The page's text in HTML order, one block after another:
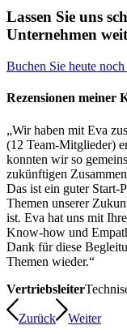
Lassen Sie uns
Unternehmen
Buchen Sie heute
Rezensionen meiner
„Wir haben mit Eva
(12 Team-Mitglieder)
konnten wir so
zukünftigen
Das ist ein guter Start-
Themen unserer
ist. Eva hat uns mit
Know-how und
Dank für diese
Themen wieder.“
Vertriebsleiter
Zurück Weiter